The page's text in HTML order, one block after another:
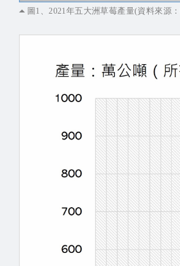
圖1、2021年五大洲草莓產量(資料來源